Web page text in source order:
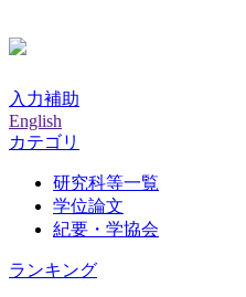
入力補助
English
カテゴリ
研究科等一覧
学位論文
紀要・学協会
ランキング